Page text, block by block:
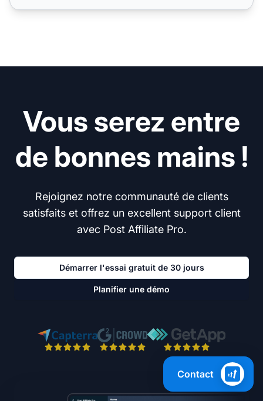
Vous serez entre
de bonnes mains !
Rejoignez notre communauté de clients
satisfaits et offrez un excellent support client
avec Post Affiliate Pro.
Démarrer l'essai gratuit de 30 jours
Planifier une démo
Contact